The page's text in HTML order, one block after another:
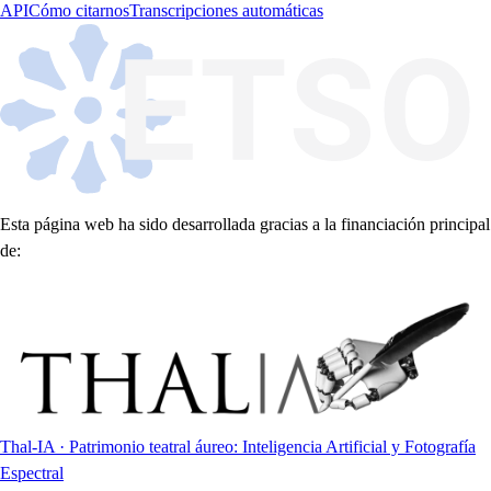
APICómo citarnosTranscripciones automáticas
Esta página web ha sido desarrollada gracias a la financiación principal
de:
Thal-IA · Patrimonio teatral áureo: Inteligencia Artificial y Fotografía
Espectral